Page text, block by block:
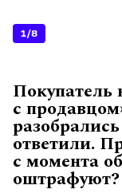
1/8
Покупатель
с
ответили.
с момента
оштрафуют?